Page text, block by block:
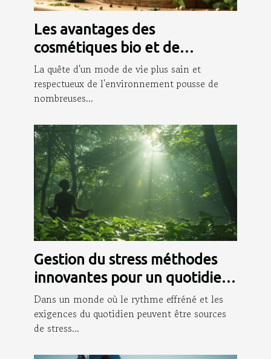
Les avantages des
cosmétiques bio et de
l'aromathérapie pour la santé
La quête d'un mode de vie plus sain et
respectueux de l'environnement pousse de
nombreuses...
Gestion du stress méthodes
innovantes pour un quotidien
apaisé
Dans un monde où le rythme effréné et les
exigences du quotidien peuvent être sources
de stress...